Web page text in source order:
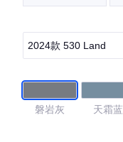
2024款 530 Land
磐岩灰 天霜蓝